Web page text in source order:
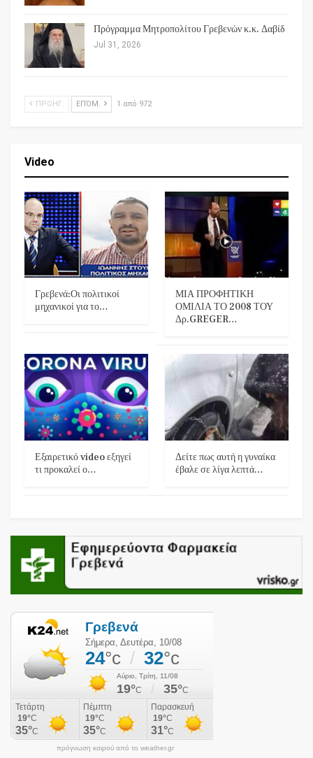
Πρόγραμμα Μητροπολίτου Γρεβενών κ.κ. Δαβίδ
Jul 31, 2026
ΠΡΟΗΓ. ΕΠΌΜ. 1 από 972
Video
Γρεβενά:Οι πολιτικοί
μηχανικοί για το…
ΜΙΑ ΠΡΟΦΗΤΙΚΗ
ΟΜΙΛΙΑ ΤΟ 2008 ΤΟΥ
Δρ.GREGER…
Εξαιρετικό video εξηγεί
τι προκαλεί ο…
Δείτε πως αυτή η γυναίκα
έβαλε σε λίγα λεπτά…
πρόγνωση καιρού από το weather.gr